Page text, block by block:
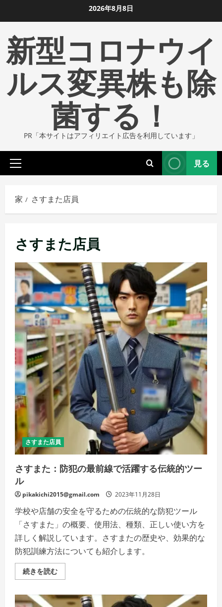
ン
ツ
ま
2026年8月8日
新型コロナウイ
ルス変異株も除
菌する！
PR「本サイトはアフィリエイト広告を利用しています」
プ
イ
マ
ニ
ー
見る
家 さすまた店員
さすまた店員
さすまた店員
さすまた：防犯の最前線で活躍する伝統的ツー
ル
pikakichi2015@gmail.com 2023年11月28日
学校や店舗の安全を守るための伝統的な防犯ツール
「さすまた」の概要、使用法、種類、正しい使い方を
詳しく解説しています。さすまたの歴史や、効果的な
防犯訓練方法についても紹介します。
続きを読むさ
す
防